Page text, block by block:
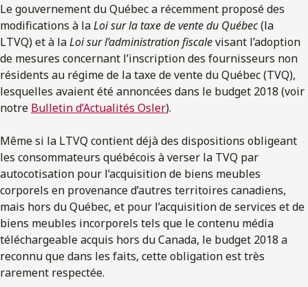
Le gouvernement du Québec a récemment proposé des
modifications à laLoi sur la taxe de vente du Québec(la
LTVQ) et à laLoi sur l’administration fiscalevisant l’adoption
de mesures concernant l’inscription des fournisseurs non
résidents au régime de la taxe de vente du Québec (TVQ),
lesquelles avaient été annoncées dans le budget 2018 (voir
notre Bulletin d’Actualités Osler).
Même si la LTVQ contient déjà des dispositions obligeant
les consommateurs québécois à verser la TVQ par
autocotisation pour l’acquisition de biens meubles
corporels en provenance d’autres territoires canadiens,
mais hors du Québec, et pour l’acquisition de services et de
biens meubles incorporels tels que le contenu média
téléchargeable acquis hors du Canada, le budget 2018 a
reconnu que dans les faits, cette obligation est très
rarement respectée.